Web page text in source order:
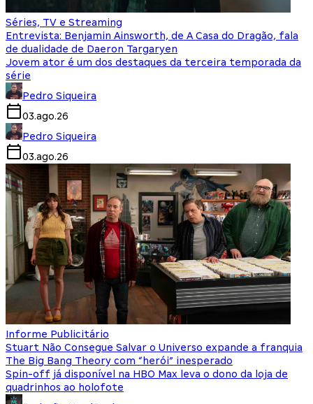
Séries, TV e Streaming
Entrevista: Benjamin Ainsworth, de A Casa do Dragão, fala
de dualidade de Daeron Targaryen
Jovem ator é um dos destaques da terceira temporada da
série
Pedro Siqueira
03.ago.26
Pedro Siqueira
03.ago.26
Informe Publicitário
Stuart Não Consegue Salvar o Universo expande a franquia
The Big Bang Theory com “herói” inesperado
Spin-off já disponível na HBO Max leva o dono da loja de
quadrinhos ao holofote